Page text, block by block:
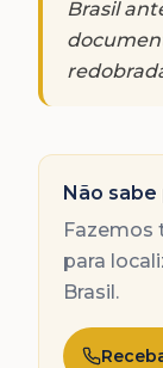
Brasil
Não
Fazemos
para
Brasil.